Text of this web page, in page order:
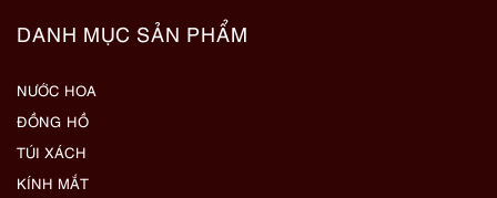
DANH MỤC SẢN PHẨM
NƯỚC HOA
ĐỒNG HỒ
TÚI XÁCH
KÍNH MẮT